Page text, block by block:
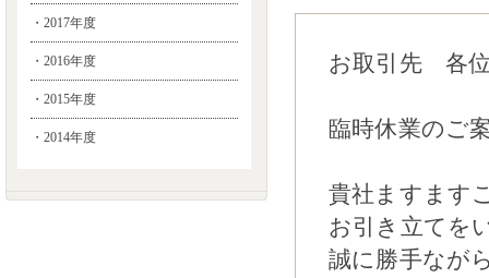
・2017年度
・2016年度
・2015年度
・2014年度
お取引先 各
臨時休業のご
貴社ますます
お引き立てを
誠に勝手なが